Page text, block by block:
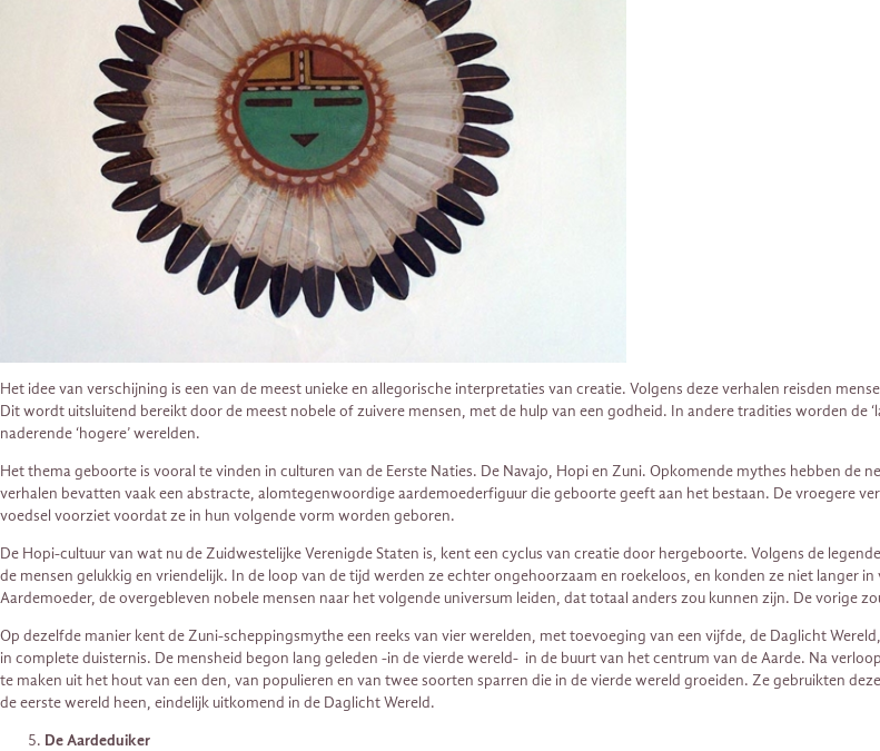
Het idee van verschijning is een van de meest unieke en allegorische interpretaties van creatie. Volgens deze verhalen reisden
Dit wordt uitsluitend bereikt door de meest nobele of zuivere mensen, met de hulp van een godheid. In andere tradities worden de
naderende ‘hogere’ werelden.
Het thema geboorte is vooral te vinden in culturen van de Eerste Naties. De Navajo, Hopi en Zuni. Opkomende mythes hebben
verhalen bevatten vaak een abstracte, alomtegenwoordige aardemoederfiguur die geboorte geeft aan het bestaan. De vroegere
voedsel voorziet voordat ze in hun volgende vorm worden geboren.
De Hopi-cultuur van wat nu de Zuidwestelijke Verenigde Staten is, kent een cyclus van creatie door hergeboorte. Volgens de
de mensen gelukkig en vriendelijk. In de loop van de tijd werden ze echter ongehoorzaam en roekeloos, en konden ze niet langer
Aardemoeder, de overgebleven nobele mensen naar het volgende universum leiden, dat totaal anders zou kunnen zijn. De vorige
Op dezelfde manier kent de Zuni-scheppingsmythe een reeks van vier werelden, met toevoeging van een vijfde, de Daglicht
in complete duisternis. De mensheid begon lang geleden -in de vierde wereld- in de buurt van het centrum van de Aarde. Na
te maken uit het hout van een den, van populieren en van twee soorten sparren die in de vierde wereld groeiden. Ze gebruikten
de eerste wereld heen, eindelijk uitkomend in de Daglicht Wereld.
De Aardeduiker